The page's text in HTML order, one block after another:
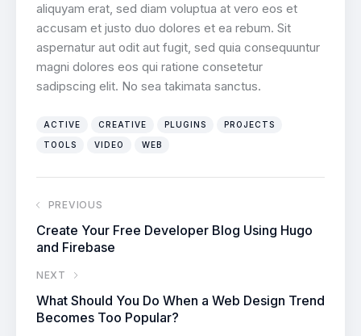
aliquyam erat, sed diam voluptua at vero eos et
accusam et justo duo dolores et ea rebum. Sit
aspernatur aut odit aut fugit, sed quia consequuntur
magni dolores eos qui ratione consetetur
sadipscing elit. No sea takimata sanctus.
ACTIVE CREATIVE PLUGINS PROJECTS
TOOLS VIDEO WEB
PREVIOUS
Create Your Free Developer Blog Using Hugo
and Firebase
NEXT
What Should You Do When a Web Design Trend
Becomes Too Popular?